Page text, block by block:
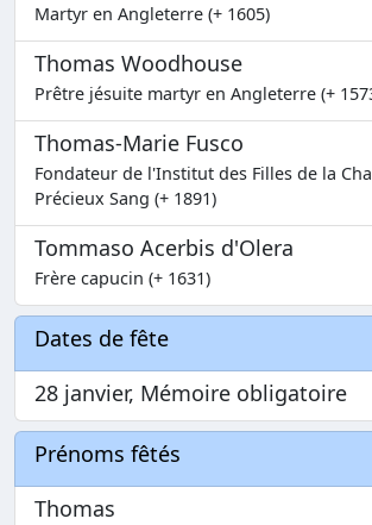
Martyr en Angleterre (+ 1605)
Thomas Woodhouse
Prêtre jésuite martyr en Angleterre (+
Thomas-Marie Fusco
Fondateur de l'Institut des Filles de la
Précieux Sang (+ 1891)
Tommaso Acerbis d'Olera
Frère capucin (+ 1631)
Dates de fête
28 janvier, Mémoire obligatoire
Prénoms fêtés
Thomas